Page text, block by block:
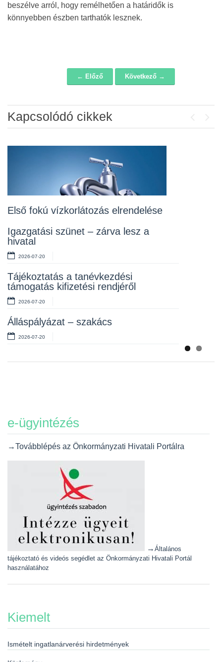
beszélve arról, hogy remélhetően a határidők is
könnyebben észben tarthatók lesznek.
← Előző Következő →
Kapcsolódó cikkek
Első fokú vízkorlátozás elrendelése
Igazgatási szünet – zárva lesz a
hivatal
2026-07-20
Tájékoztatás a tanévkezdési
támogatás kifizetési rendjéről
2026-07-20
Álláspályázat – szakács
2026-07-20
Álláspályázat – konyhai kisegítő
Lakossági fórum az Erzsébet téri
2026-07-10
Rendelet kihirdetése
2026-07-10
Álláspályázat – takarító
2026-07-06
e-ügyintézés
→Továbblépés az Önkormányzati Hivatali Portálra
→ Általános
tájékoztató és videós segédlet az Önkormányzati Hivatali Portál
használatához
Kiemelt
Ismételt ingatlanárverési hirdetmények